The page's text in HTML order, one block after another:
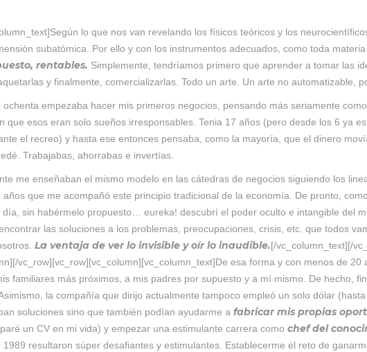
lo que nos van revelando los físicos teóricos y los
subatómica. Por ello y con los instrumentos adecuados, como toda materia
rentables. Simplemente, tendríamos primero que aprender a tomar las
y finalmente, comercializarlas. Todo un arte. Un arte no automatizable,
ochenta empezaba hacer mis primeros negocios, pensando más seriamente
que esos eran solo sueños irresponsables. Tenia 17 años (pero desde los 6 ya
el recreo) y hasta ese entonces pensaba, como la mayoría, que el dinero
Trabajabas, ahorrabas e invertías.
me enseñaban el mismo modelo en las cátedras de negocios siguiendo los
que me acompañó este principio tradicional de la economía. De pronto,
sin habérmelo propuesto… eureka! descubrí el poder oculto e intangible del
las soluciones a los problemas, preocupaciones, crisis, etc. que todos
La ventaja de ver lo invisible y oír lo inaudible.[/vc_column_text][/
vc_row][vc_row][vc_column][vc_column_text]De esa forma y con menos de
familiares más próximos, a mis padres por supuesto y a mí mismo. De hecho,
la compañía que dirijo actualmente tampoco empleó un solo dólar
soluciones sino que también podían ayudarme a fabricar mis propias
un CV en mi vida) y empezar una estimulante carrera como chef del
resultaron súper desafiantes y estimulantes. Establecerme el reto de